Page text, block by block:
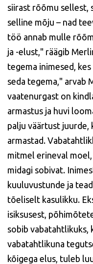
siirast rõõmu sellest,
selline mõju – nad
töö annab mulle
ja -elust," räägib
tegema inimesed,
seda tegema," arvab
vaatenurgast on
armastus ja huvi
palju väärtust juurde,
armastad.
mitmel erineval
midagi sobivat.
kuuluvustunde ja
tõeliselt kasulikku.
isiksusest,
sobib vabatahtlikuks,
vabatahtlikuna
kõigega elus, tuleb